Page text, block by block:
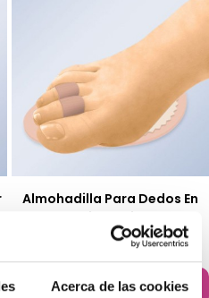
Acerca de las cookies
Almohadilla Para Dedos En
9,20 €
Añadir al carrito 